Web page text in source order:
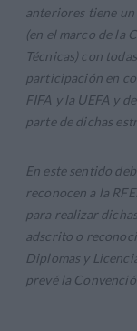
anteriores tiene
(en el marco de la
Técnicas) con
participación en
FIFA y la UEFA y
parte de dichas
En este sentido
reconocen a la
para realizar
adscrito o
Diplomas y
prevé la